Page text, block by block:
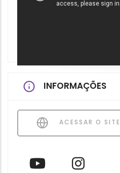
INFORMAÇÕES
ACESSAR O SITE